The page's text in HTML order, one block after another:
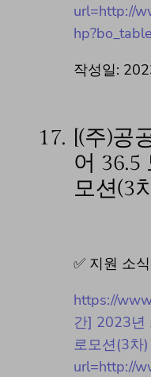
url=http://
작성일:
17. [(주)공
어 36.5
모션(3
✅ 지원 소
https://
간] 2023년
로모션(3차
url=http://